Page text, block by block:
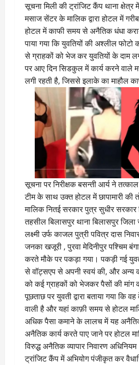
सूचना मिली की ट्रांजिट कैंप थाना
मसाज सेंटर के मालिक द्वारा होटल में
होटल में काफी समय से अनैतिक धंधा
पाया गया कि युवतियों की अश्लील फोटो
से ग्राहकों को भेज कर युवतियों के दाम
पर आए दिन सिडकुल में कार्य करने वाले
लगी रहती है, जिससे इलाके का माहौल
सूचना पर निरीक्षक बसन्ती आर्य ने
टीम के साथ उक्त होटल में छापामारी की
मालिक नितई सरकार पुत्र सुधीर
तहसील बिलासपुर थाना बिलासपुर जिला
लक्ष्मी उर्फ काजल पुत्री पवित्र दास
जनका खजूरी , पुरवा मेदिनीपुर पश्चिम
करते मौके पर पकड़ा गया। पकड़ी गई
से वॉट्सएप से अपनी स्वयं की, और अन्य
को कई ग्राहकों को भेजकर पैसों की मांग
पूछताछ पर युवती द्वारा बताया गया कि
वाली है और यहां काफ़ी समय से होटल
अधिक पैसा कमाने के लालच में यह
अनैतिक कार्य करते पाए जाने पर होटल
विरुद्ध अनैतिक व्यापार निवारण
ट्रांजिट कैंप में अभियोग पंजीकृत कर